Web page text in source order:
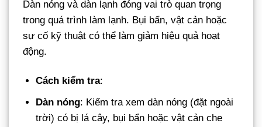
Dàn nóng và dàn lạnh đóng vai trò quan trọng
trong quá trình làm lạnh. Bụi bẩn, vật cản hoặc
sự cố kỹ thuật có thể làm giảm hiệu quả hoạt
động.
Cách kiểm tra:
Dàn nóng: Kiểm tra xem dàn nóng (đặt ngoài
trời) có bị lá cây, bụi bẩn hoặc vật cản che